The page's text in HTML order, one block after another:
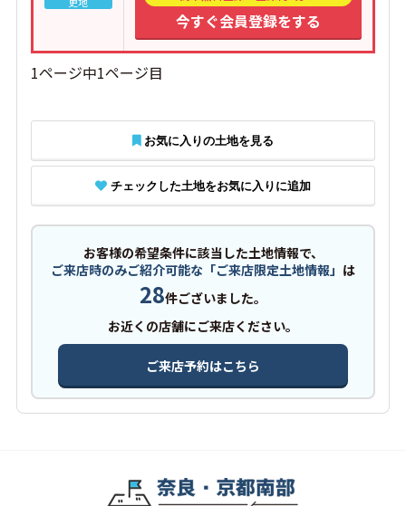
今すぐ会員登録をする
1ページ中1ページ目
お気に入りの土地を見る
チェックした土地をお気に入りに追加
お客様の希望条件に該当した土地情報で、
ご来店時のみご紹介可能な「ご来店限定土地情報」 は
28件ございました。
お近くの店舗にご来店ください。
ご来店予約はこちら